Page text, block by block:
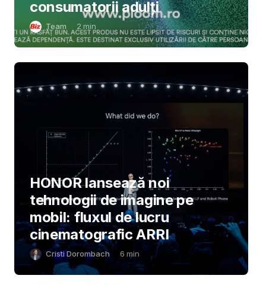
consumatorii adulți
Team 2 min
HONOR lansează noi
tehnologii de imagine pe
mobil: fluxul de lucru
cinematografic ARRI
Cristi Dorombach 6 min